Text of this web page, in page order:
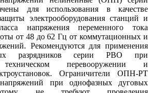
для использования в качестве
электрооборудования станций и
напряжения переменного тока
от 48 до 62 Гц от коммутационных и
Рекомендуются для применения
разрядников серии РВО при
техническом перевооружении и
Ограничители ОПН-РT
при однофазных дуговых